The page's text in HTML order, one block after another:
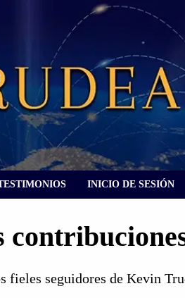
INICIO DE SESIÓN
seguidores de Kevin